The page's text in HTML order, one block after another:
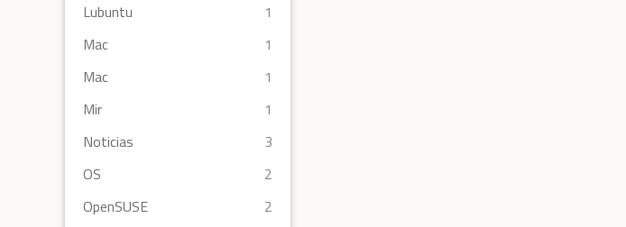
Lubuntu
1
Mac
1
Mac
1
Mir
1
Noticias
3
OS
2
OpenSUSE
2